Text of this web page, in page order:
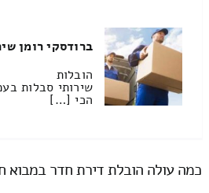
ברודסקי רומן
הובלות
שירותי סבלות
הכי […]
כמה עולה הובלת דירת חדר במבוא